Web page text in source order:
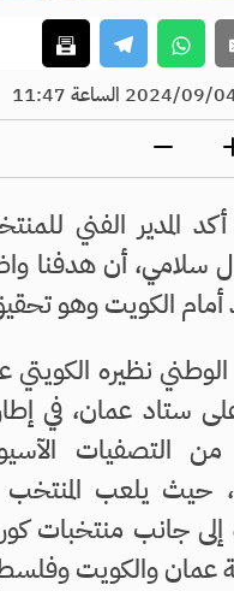
المدير الفني
سلامي، أن هدفنا
أمام الكويت وهو
نظيره الكويتي
ستاد عمان، في
التصفيات
لمونديال 2026، حيث يلعب
إلى جانب منتخبات
عمان والكويت